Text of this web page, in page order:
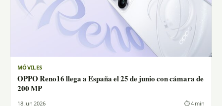
MÓVILES
OPPO Reno16 llega a España el 25 de junio con cámara de
200 MP
18 Jun 2026 ⏱ 4 min